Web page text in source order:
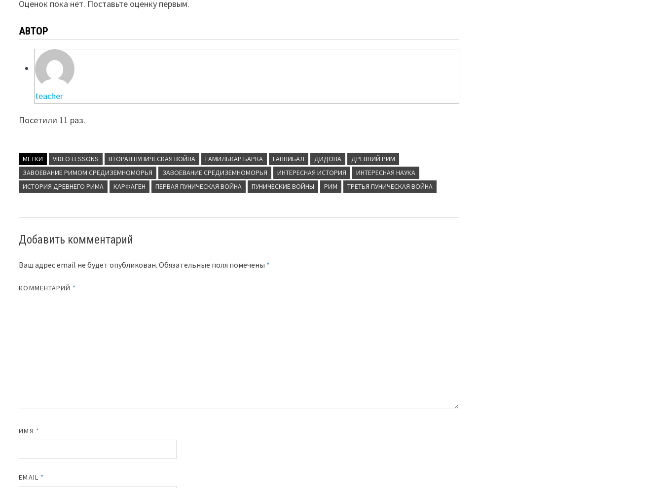
Оценок пока нет. Поставьте оценку первым.
АВТОР
teacher
Посетили 11 раз.
МЕТКИ VIDEO LESSONS ВТОРАЯ ПУНИЧЕСКАЯ ВОЙНА ГАМИЛЬКАР БАРКА ГАННИБАЛ ДИДОНА
ДРЕВНИЙ РИМ
ЗАВОЕВАНИЕ РИМОМ СРЕДИЗЕМНОМОРЬЯ
ЗАВОЕВАНИЕ СРЕДИЗЕМНОМОРЬЯ ИНТЕРЕСНАЯ ИСТОРИЯ
ИНТЕРЕСНАЯ НАУКА
ИСТОРИЯ ДРЕВНЕГО РИМА
КАРФАГЕН ПЕРВАЯ ПУНИЧЕСКАЯ ВОЙНА ПУНИЧЕСКИЕ ВОЙНЫ РИМ ТРЕТЬЯ ПУНИЧЕСКАЯ ВОЙНА
Добавить комментарий
Ваш адрес email не будет опубликован. Обязательные поля помечены *
КОММЕНТАРИЙ *
ИМЯ *
EMAIL *